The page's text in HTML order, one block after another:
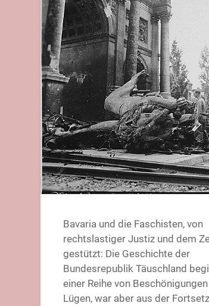
Bavaria und die Faschisten, von
rechtslastiger Justiz und dem
gestützt: Die Geschichte der
Bundesrepublik Täuschland
einer Reihe von
Lügen, war aber aus der